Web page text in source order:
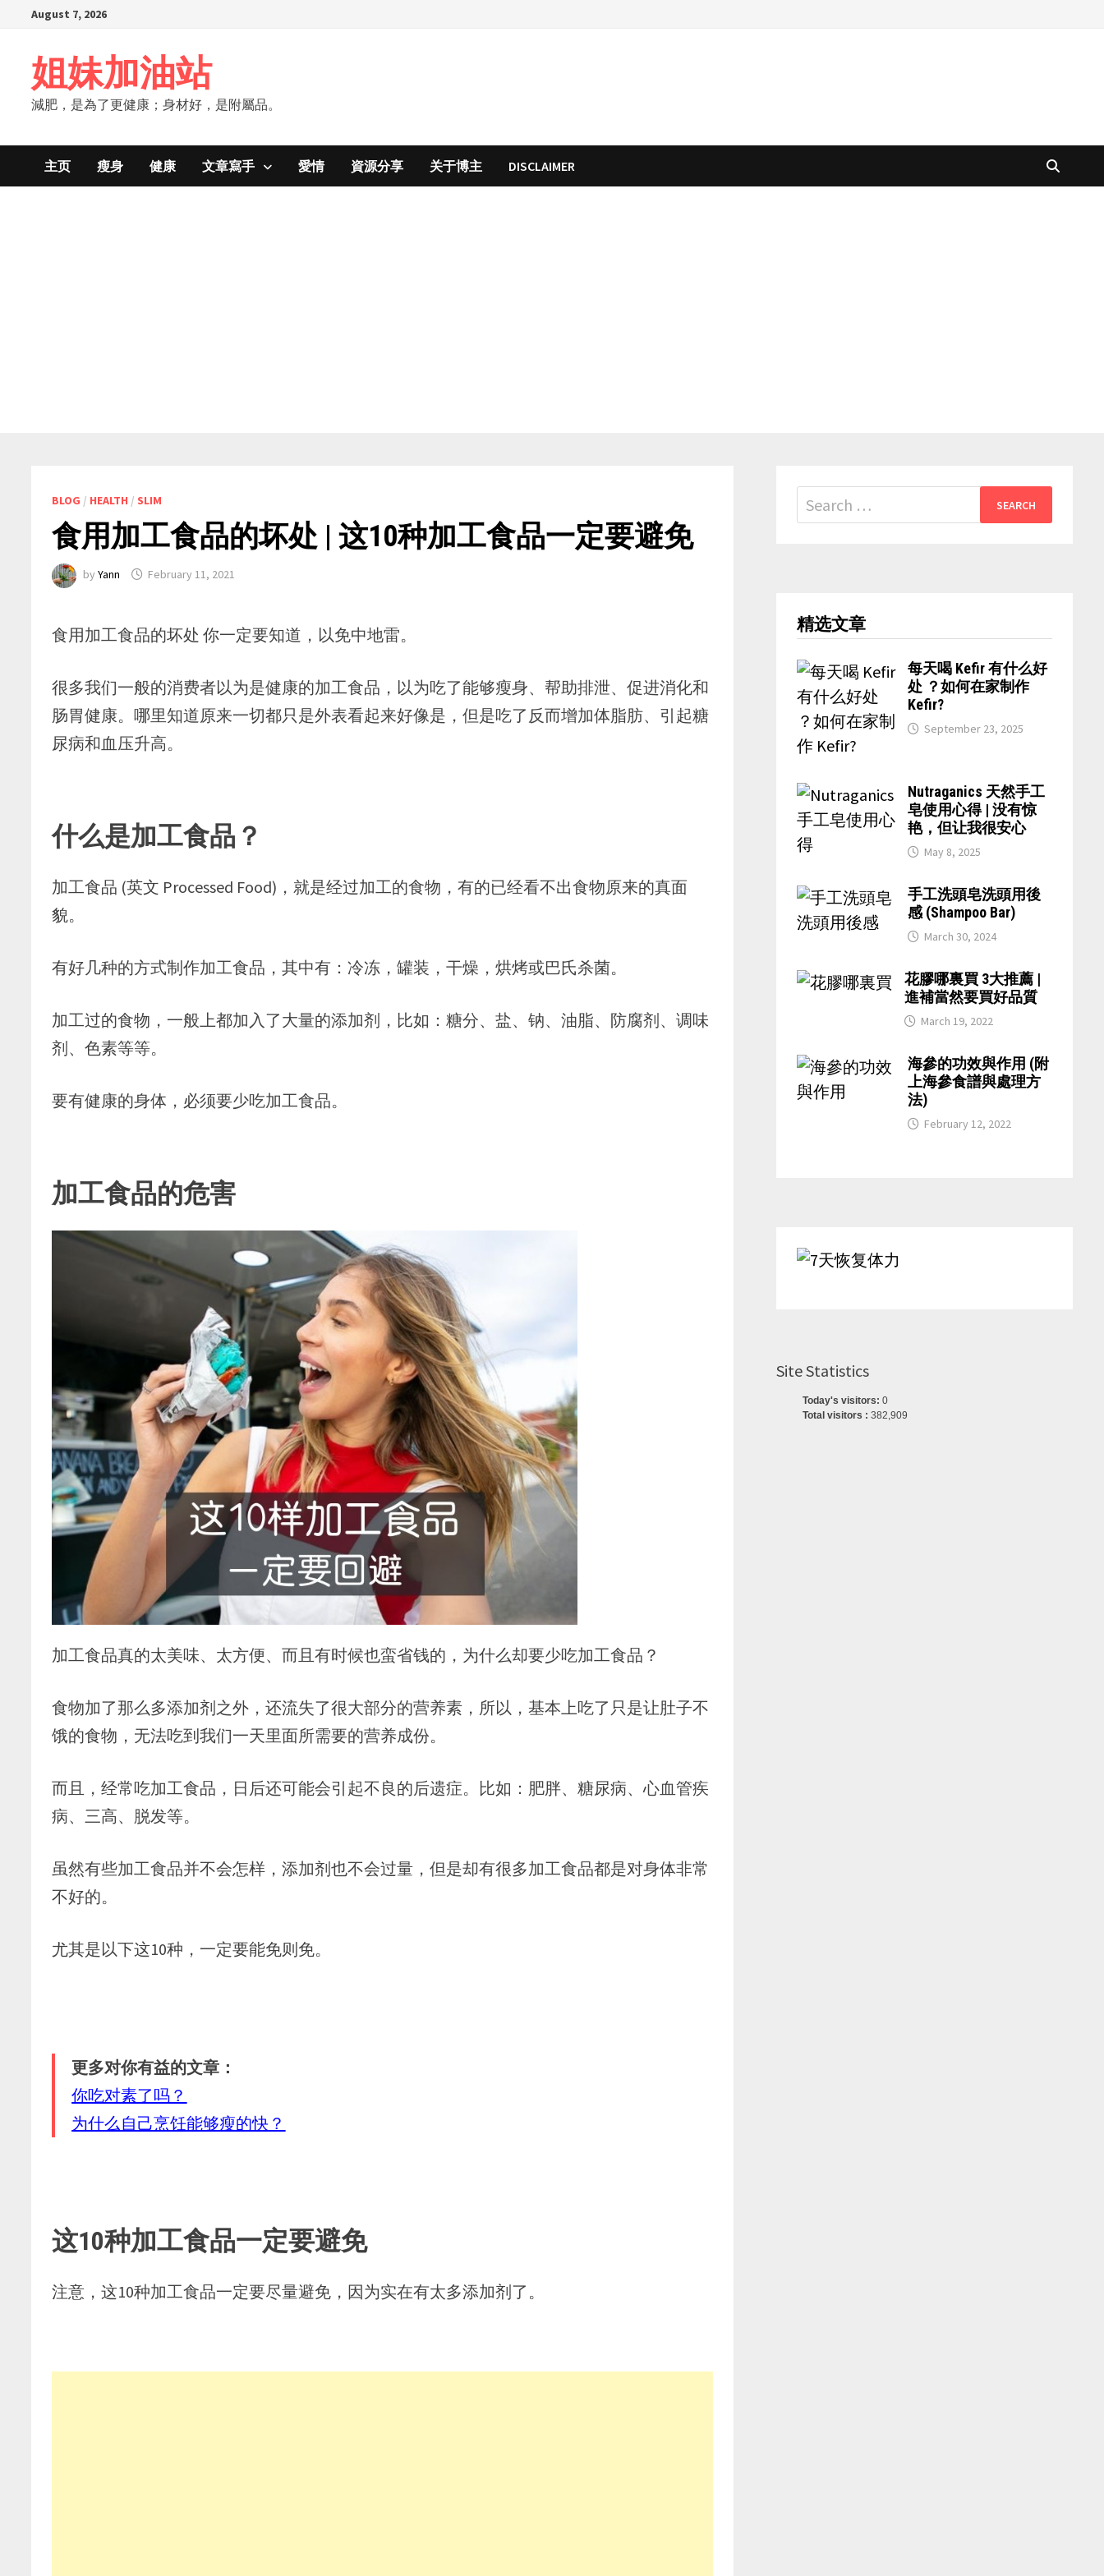
content
August 7, 2026
姐妹加油站
減肥，是為了更健康；身材好，是附屬品。
主页 瘦身 健康 文章寫手 愛情 資源分享 关于博主 DISCLAIMER
BLOG / HEALTH / SLIM
食用加工食品的坏处 | 这10种加工食品一定要避免
byYann February 11, 2021
食用加工食品的坏处 你一定要知道，以免中地雷。
很多我们一般的消费者以为是健康的加工食品，以为吃了能够瘦身、帮助排泄、促进消化和
肠胃健康。哪里知道原来一切都只是外表看起来好像是，但是吃了反而增加体脂肪、引起糖
尿病和血压升高。
什么是加工食品？
加工食品 (英文 Processed Food)，就是经过加工的食物，有的已经看不出食物原来的真面
貌。
有好几种的方式制作加工食品，其中有：冷冻，罐装，干燥，烘烤或巴氏杀菌。
加工过的食物，一般上都加入了大量的添加剂，比如：糖分、盐、钠、油脂、防腐剂、调味
剂、色素等等。
要有健康的身体，必须要少吃加工食品。
加工食品的危害
加工食品真的太美味、太方便、而且有时候也蛮省钱的，为什么却要少吃加工食品？
食物加了那么多添加剂之外，还流失了很大部分的营养素，所以，基本上吃了只是让肚子不
饿的食物，无法吃到我们一天里面所需要的营养成份。
而且，经常吃加工食品，日后还可能会引起不良的后遗症。比如：肥胖、糖尿病、心血管疾
病、三高、脱发等。
虽然有些加工食品并不会怎样，添加剂也不会过量，但是却有很多加工食品都是对身体非常
不好的。
尤其是以下这10种，一定要能免则免。
更多对你有益的文章：
你吃对素了吗？
为什么自己烹饪能够瘦的快？
这10种加工食品一定要避免
注意，这10种加工食品一定要尽量避免，因为实在有太多添加剂了。
Search
for:
精选文章
每天喝 Kefir 有什么好
处 ？如何在家制作
Kefir?
September 23, 2025
Nutraganics 天然手工
皂使用心得 | 没有惊
艳，但让我很安心
May 8, 2025
手工洗頭皂洗頭用後
感 (Shampoo Bar)
March 30, 2024
花膠哪裏買 3大推薦 |
進補當然要買好品質
March 19, 2022
海參的功效與作用 (附
上海參食譜與處理方
法)
February 12, 2022
Site Statistics
Today's visitors:0
Total visitors :382,909